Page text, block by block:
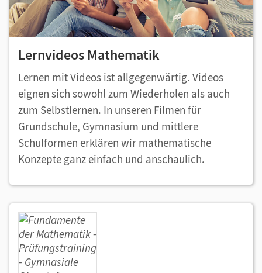
Lernvideos Mathematik
Lernen mit Videos ist allgegenwärtig. Videos
eignen sich sowohl zum Wiederholen als auch
zum Selbstlernen. In unseren Filmen für
Grundschule, Gymnasium und mittlere
Schulformen erklären wir mathematische
Konzepte ganz einfach und anschaulich.